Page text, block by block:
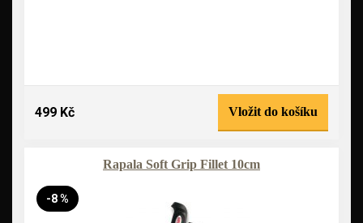
499 Kč Vložit do košíku
Rapala Soft Grip Fillet 10cm
-8 %